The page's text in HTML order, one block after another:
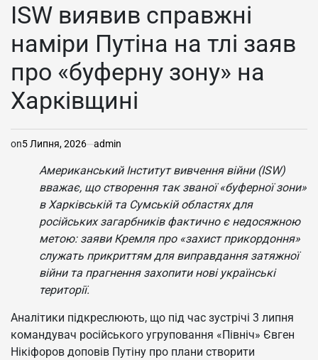
ISW виявив справжні
наміри Путіна на тлі заяв
про «буферну зону» на
Харківщині
on5 Липня, 2026 admin
Американський Інститут вивчення війни (ISW)
вважає, що створення так званої «буферної зони»
в Харківській та Сумській областях для
російських загарбників фактично є недосяжною
метою: заяви Кремля про «захист прикордоння»
служать прикриттям для виправдання затяжної
війни та прагнення захопити нові українські
території.
Аналітики підкреслюють, що під час зустрічі 3 липня
командувач російського угруповання «Північ» Євген
Нікіфоров доповів Путіну про плани створити